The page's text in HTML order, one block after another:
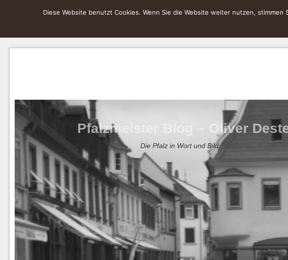
Pfalzmeister Blog – Oliver
Die Pfalz in Wort und Bild
Diese Website benutzt Cookies. Wenn Sie die Website weiter nutzen,